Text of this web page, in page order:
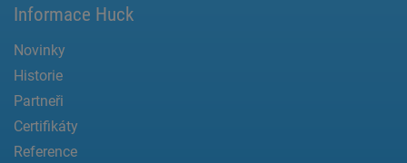
Informace Huck
Novinky
Historie
Partneři
Certifikáty
Reference